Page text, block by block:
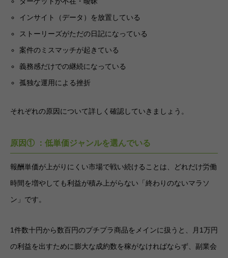
インサイト（データ）を放置している
ストーリーズがただの日記になっている
案件のミスマッチが起きている
義務感だけでの継続になっている
孤独な運用による挫折
それぞれの原因について詳しく確認していきましょう。
原因① ：低単価ジャンルを選んでいる
報酬単価が上がりにくい市場で戦い続けることは、どれだけ労働
時間を増やしても利益が積み上がらない「終わりのないマラソ
ン」です。
1件数十円から数百円のプチプラ商品をメインに扱うと、月1万円
の利益を出すために膨大な成約数を稼がなければならず、副業会